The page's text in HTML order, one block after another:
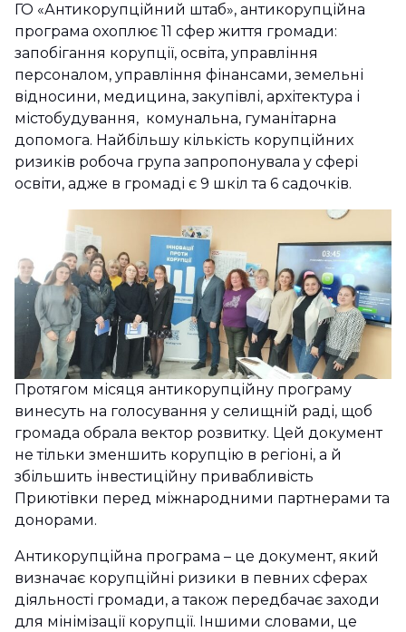
ГО «Антикорупційний штаб», антикорупційна
програма охоплює 11 сфер життя громади:
запобігання корупції, освіта, управління
персоналом, управління фінансами, земельні
відносини, медицина, закупівлі, архітектура і
містобудування, комунальна, гуманітарна
допомога. Найбільшу кількість корупційних
ризиків робоча група запропонувала у сфері
освіти, адже в громаді є 9 шкіл та 6 садочків.
Протягом місяця антикорупційну програму
винесуть на голосування у селищній раді, щоб
громада обрала вектор розвитку. Цей документ
не тільки зменшить корупцію в регіоні, а й
збільшить інвестиційну привабливість
Приютівки перед міжнародними партнерами та
донорами.
Антикорупційна програма – це документ, який
визначає корупційні ризики в певних сферах
діяльності громади, а також передбачає заходи
для мінімізації корупції. Іншими словами, це